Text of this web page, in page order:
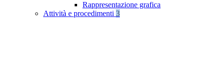
Rappresentazione grafica
Attività e procedimenti 3